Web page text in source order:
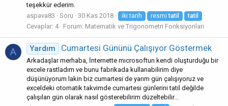
teşekkür ederim.
aspava83
Soru 30 Kas 2018 iki tarih resmitatil tatil
Cevaplar: 4 Forum: Matematik ve Trigonometri Fonksiyonları
A Yardım Cumartesi Gününü Çalışıyor Göstermek
Arkadaşlar merhaba, İnternette mıcrosoftun kendi oluşturduğu bir
excele rastladım ve bunu fabrikada kullanabilirim diye
düşünüyorum lakin biz cumartesi de yarım gün çalışıyoruz ve
exceldeki otomatik takvimde cumartesi günlerini tatil değilde
çalışılan gün olarak nasıl gösterebilirim düzeltebilir...